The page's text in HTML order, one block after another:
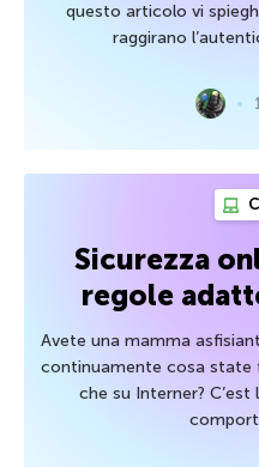
questo articolo vi
raggirano
Sicurezza
regole
Avete una mamma
continuamente cosa state
che su Interner?